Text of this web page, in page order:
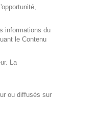
informations du
le Contenu
La
ou diffusés sur